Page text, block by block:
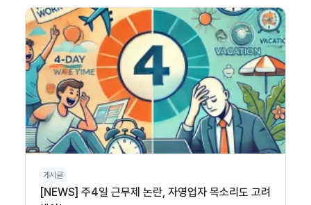
게시글
[NEWS] 주4일 근무제 논란, 자영업자 목소리도 고려